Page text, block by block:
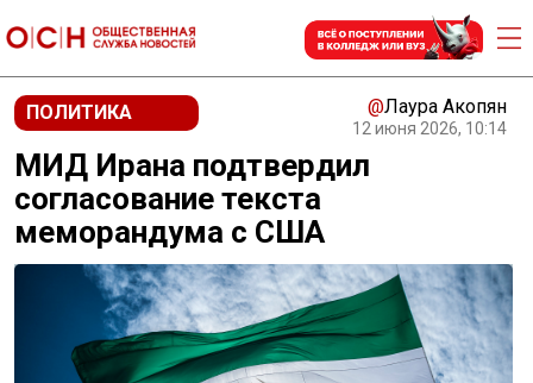
ПОЛИТИКА @Лаура Акопян
12 июня 2026, 10:14
МИД Ирана подтвердил
согласование текста
меморандума с США